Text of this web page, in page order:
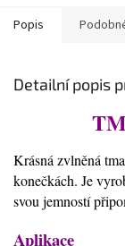
Popis
Detailní popis
Krásná zvlněná
konečkách. Je
svou jemností
Aplikace